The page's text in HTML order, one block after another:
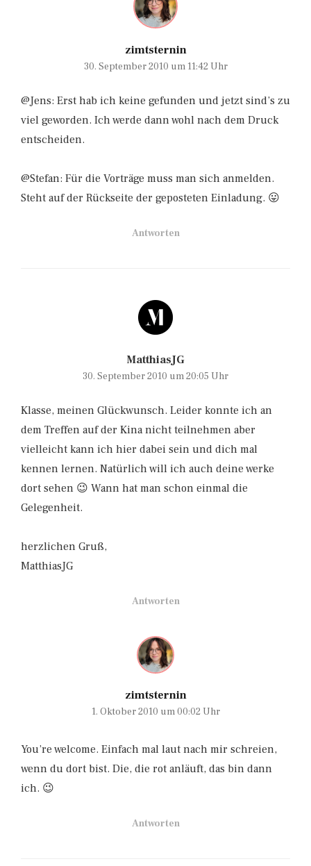
zimtsternin
30. September 2010 um 11:42 Uhr
@Jens: Erst hab ich keine gefunden und jetzt sind’s zu
viel geworden. Ich werde dann wohl nach dem Druck
entscheiden.
@Stefan: Für die Vorträge muss man sich anmelden.
Steht auf der Rückseite der geposteten Einladung. 😛
Antworten
MatthiasJG
30. September 2010 um 20:05 Uhr
Klasse, meinen Glückwunsch. Leider konnte ich an
dem Treffen auf der Kina nicht teilnehmen aber
vielleicht kann ich hier dabei sein und dich mal
kennen lernen. Natürlich will ich auch deine werke
dort sehen 😉 Wann hat man schon einmal die
Gelegenheit.
herzlichen Gruß,
MatthiasJG
Antworten
zimtsternin
1. Oktober 2010 um 00:02 Uhr
You’re welcome. Einfach mal laut nach mir schreien,
wenn du dort bist. Die, die rot anläuft, das bin dann
ich. 😉
Antworten